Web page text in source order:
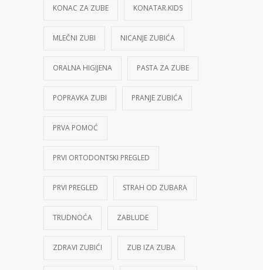
KONAC ZA ZUBE KONATAR.KIDS
MLEČNI ZUBI NICANJE ZUBIĆA
ORALNA HIGIJENA PASTA ZA ZUBE
POPRAVKA ZUBI PRANJE ZUBIĆA
PRVA POMOĆ
PRVI ORTODONTSKI PREGLED
PRVI PREGLED STRAH OD ZUBARA
TRUDNOĆA ZABLUDE
ZDRAVI ZUBIĆI ZUB IZA ZUBA